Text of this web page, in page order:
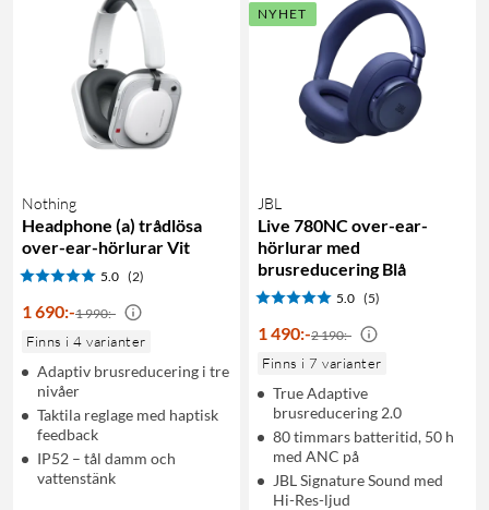
Nothing
Headphone (a) trådlösa
over-ear-hörlurar Vit
5.0 (2)
1 690:-1 990:-
Finns i 4 varianter
Adaptiv brusreducering i tre
nivåer
Taktila reglage med haptisk
feedback
IP52 – tål damm och
vattenstänk
NYHET
JBL
Live 780NC over-ear-
hörlurar med
brusreducering Blå
5.0 (5)
1 490:-2 190:-
Finns i 7 varianter
True Adaptive
brusreducering 2.0
80 timmars batteritid, 50 h
med ANC på
JBL Signature Sound med
Hi-Res-ljud